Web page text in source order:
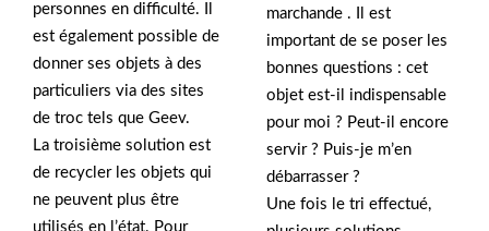
personnes en difficulté. Il
est également possible de
donner ses objets à des
particuliers via des sites
de troc tels que Geev.
La troisième solution est
de recycler les objets qui
ne peuvent plus être
utilisés en l’état. Pour
marchande . Il est
important de se poser les
bonnes questions : cet
objet est-il indispensable
pour moi ? Peut-il encore
servir ? Puis-je m’en
débarrasser ?
Une fois le tri effectué,